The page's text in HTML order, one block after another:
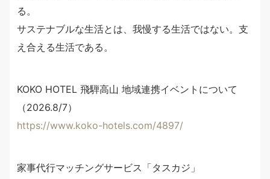
る。
サステナブルな生活とは、我慢する生活ではない。支
え合える生活である。
KOKO HOTEL 飛騨高山 地域連携イベントについて
（2026.8/7）
https://www.koko-hotels.com/4897/
家事代行マッチングサービス「タスカジ」